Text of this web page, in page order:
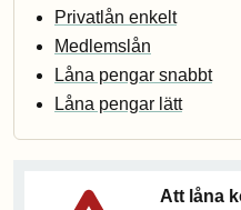
Privatlån enkelt
Medlemslån
Låna pengar snabbt
Låna pengar lätt
Att låna